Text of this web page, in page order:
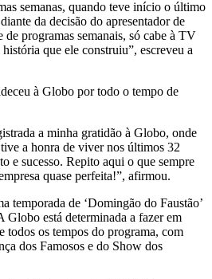
semanas, quando teve início o último
da decisão do apresentador de
de programas semanais, só cabe à TV
que ele construiu”, escreveu a
à Globo por todo o tempo de
a minha gratidão à Globo, onde
a honra de viver nos últimos 32
e sucesso. Repito aqui o que sempre
quase perfeita!”, afirmou.
temporada de ‘Domingão do Faustão’
Globo está determinada a fazer em
todos os tempos do programa, com
dos Famosos e do Show dos